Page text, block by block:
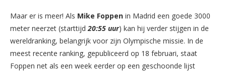
Maar er is meer! Als Mike Foppen in Madrid een goede 3000
meter neerzet (starttijd 20:55 uur) kan hij verder stijgen in de
wereldranking, belangrijk voor zijn Olympische missie. In de
meest recente ranking, gepubliceerd op 18 februari, staat
Foppen net als een week eerder op een geschoonde lijst